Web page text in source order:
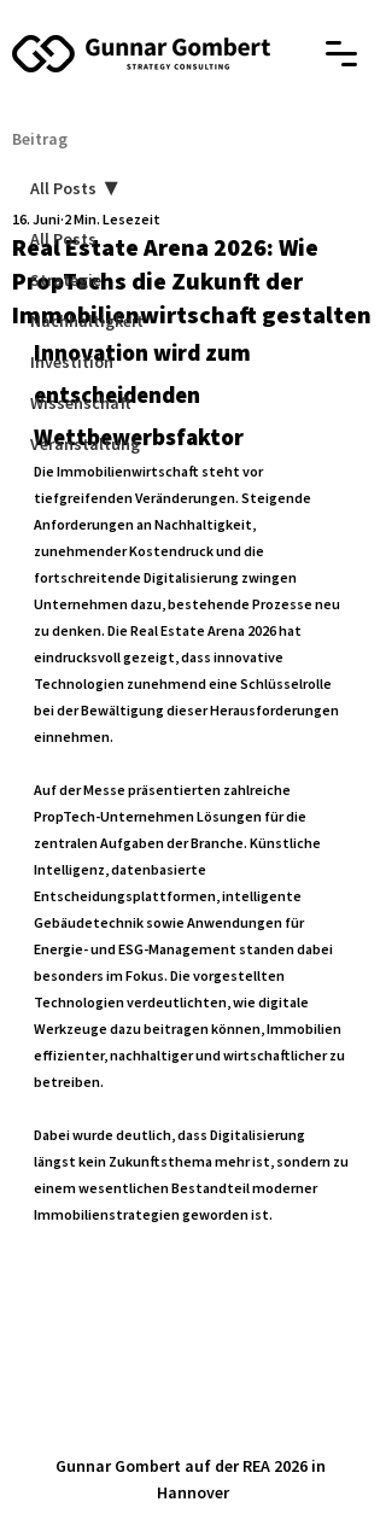
Beitrag
All Posts
Strategie
Nachhaltigkeit
Investition
Wissenschaft
Veranstaltung
All Posts
Real Estate Arena 2026: Wie
PropTechs die Zukunft der
Immobilienwirtschaft gestalten
16. Juni 2 Min. Lesezeit
Innovation wird zum
entscheidenden
Wettbewerbsfaktor
Die Immobilienwirtschaft steht vor
tiefgreifenden Veränderungen. Steigende
Anforderungen an Nachhaltigkeit,
zunehmender Kostendruck und die
fortschreitende Digitalisierung zwingen
Unternehmen dazu, bestehende Prozesse neu
zu denken. Die Real Estate Arena 2026 hat
eindrucksvoll gezeigt, dass innovative
Technologien zunehmend eine Schlüsselrolle
bei der Bewältigung dieser Herausforderungen
einnehmen.
Auf der Messe präsentierten zahlreiche
PropTech-Unternehmen Lösungen für die
zentralen Aufgaben der Branche. Künstliche
Intelligenz, datenbasierte
Entscheidungsplattformen, intelligente
Gebäudetechnik sowie Anwendungen für
Energie- und ESG-Management standen dabei
besonders im Fokus. Die vorgestellten
Technologien verdeutlichten, wie digitale
Werkzeuge dazu beitragen können, Immobilien
effizienter, nachhaltiger und wirtschaftlicher zu
betreiben.
Dabei wurde deutlich, dass Digitalisierung
längst kein Zukunftsthema mehr ist, sondern zu
einem wesentlichen Bestandteil moderner
Immobilienstrategien geworden ist.
Gunnar Gombert auf der REA 2026 in
Hannover